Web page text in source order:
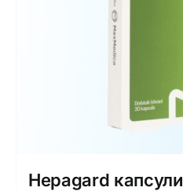
Hepagard капсули